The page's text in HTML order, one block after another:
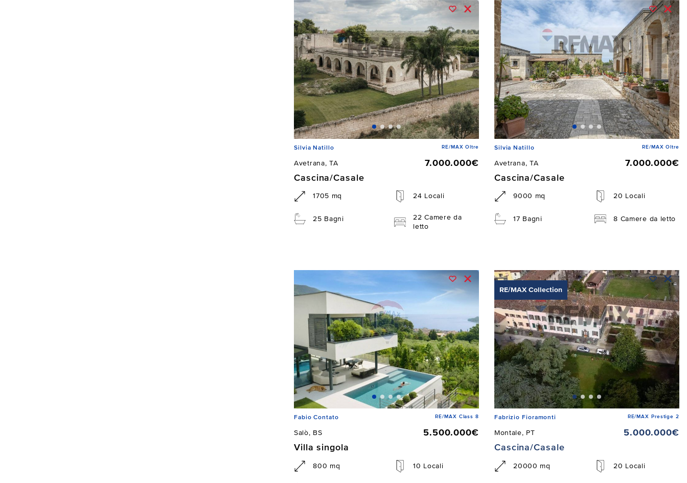
Silvia Natillo RE/MAX Oltre
Avetrana, TA
7.000.000€
Cascina/Casale
1705 mq 24 Locali
25 Bagni
22 Camere da
letto
Silvia Natillo RE/MAX Oltre
Avetrana, TA
7.000.000€
Cascina/Casale
9000 mq 20 Locali
17 Bagni 8 Camere da letto
Fabio Contato RE/MAX Class 8
Salò, BS
5.500.000€
Villa singola
800 mq 10 Locali
RE/MAX Collection
Fabrizio Fioramonti RE/MAX Prestige 2
Montale, PT
5.000.000€
Cascina/Casale
20000 mq 20 Locali